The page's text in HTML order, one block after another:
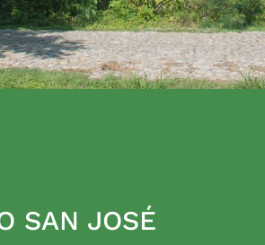
SAN JOSÉ